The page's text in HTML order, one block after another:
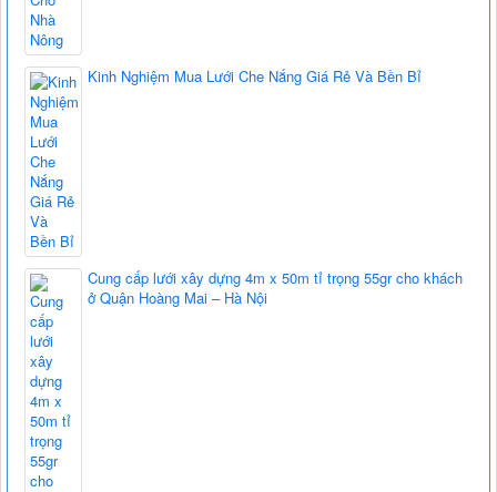
Kinh Nghiệm Mua Lưới Che Nắng Giá Rẻ Và Bền Bỉ
Cung cấp lưới xây dựng 4m x 50m tỉ trọng 55gr cho khách
ở Quận Hoàng Mai – Hà Nội